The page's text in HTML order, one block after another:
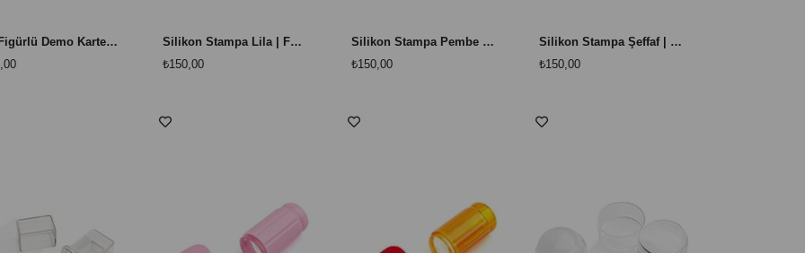
Taç Figürlü Demo Kartela – Hazır Boyalı Nail Art Tips Sergileme Kartı
Silikon Stampa Lila | Frenç ve Stamping Ürünü
₺150,00
Silikon Stampa Pembe | Frenç ve Stamping İçin Pratik Ürün
₺150,00
Silikon Stampa Şeffaf | Frenç ve Stamping İçin
₺150,00